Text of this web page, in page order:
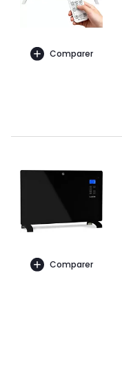
Comparer
Comparer